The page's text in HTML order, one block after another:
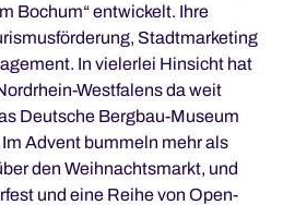
Bochum“ entwickelt. Ihre
Stadtmarketing
In vielerlei Hinsicht hat
Westfalens da weit
Deutsche Bergbau-Museum
Advent bummeln mehr als
den Weihnachtsmarkt, und
und eine Reihe von Open-